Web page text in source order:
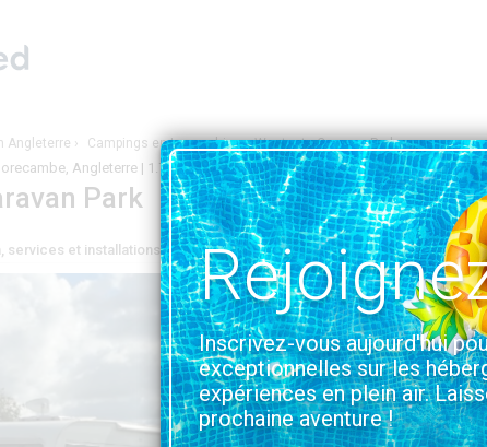
Angleterre Campings en Lancashire Westgate Caravan Park
Angleterre | 1.7KM DE MORECAMBE VOIR SUR LA CARTE
Park
services et installations Situation & Accès
Inscrivez-vous aujourd'hui
exceptionnelles sur les
expériences en plein air.
prochaine aventure !